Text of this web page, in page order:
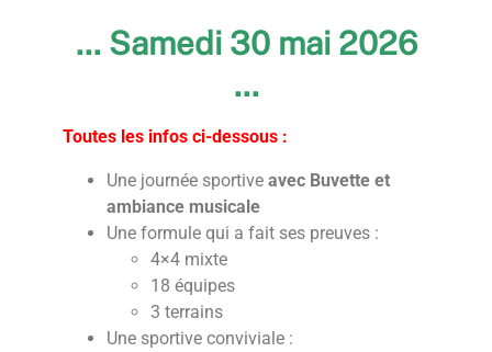
… Samedi 30 mai 2026
…
Toutes les infos ci-dessous :
Une journée sportive avec Buvette et
ambiance musicale
Une formule qui a fait ses preuves :
4×4 mixte
18 équipes
3 terrains
Une sportive conviviale :